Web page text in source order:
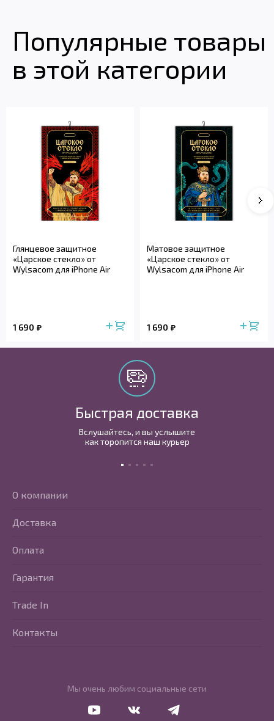
Популярные товары
в этой категории
Глянцевое защитное
«Царское стекло» от
Wylsacom для iPhone Air
1 690
Матовое защитное
«Царское стекло» от
Wylsacom для iPhone Air
1 690
Быстрая доставка
Вслушайтесь, и вы услышите
как торопится наш курьер
Мы очень любим социальные сети
О компании
Доставка
Оплата
Гарантия
Trade In
Контакты